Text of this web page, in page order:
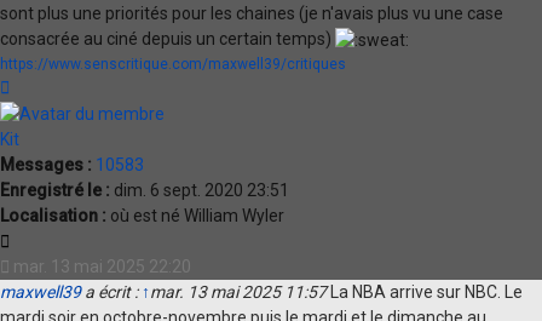
sont plus une priorités pour les chaines (je n'avais plus vu une case
consacrée au ciné depuis un certain temps)
https://www.senscritique.com/maxwell39/critiques
Kit
Messages : 10583
Enregistré le : dim. 6 sept. 2020 23:51
Localisation : où est né William Wyler
mar. 13 mai 2025 22:20
maxwell39a écrit : ↑mar. 13 mai 2025 11:57La NBA arrive sur NBC. Le